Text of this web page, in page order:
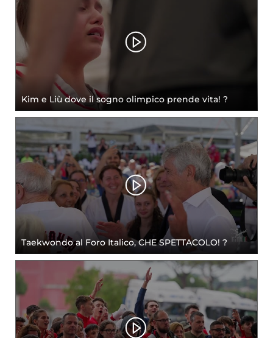
Kim e Liù dove il sogno olimpico prende vita! ?
Taekwondo al Foro Italico, CHE SPETTACOLO! ?